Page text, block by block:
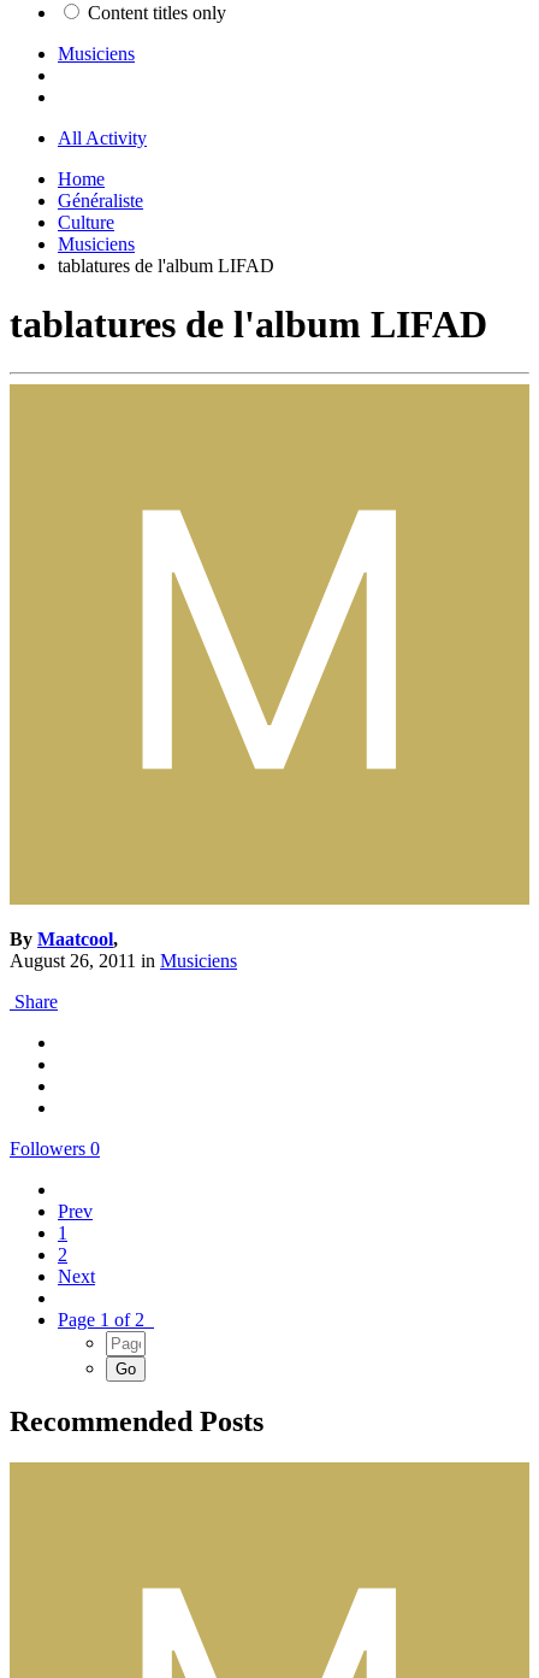
Content titles only
Musiciens
All Activity
Home
Généraliste
Culture
Musiciens
tablatures de l'album LIFAD
tablatures de l'album LIFAD
By Maatcool,
August 26, 2011 in Musiciens
Share
Followers 0
Prev
1
2
Next
Page 1 of 2
Recommended Posts